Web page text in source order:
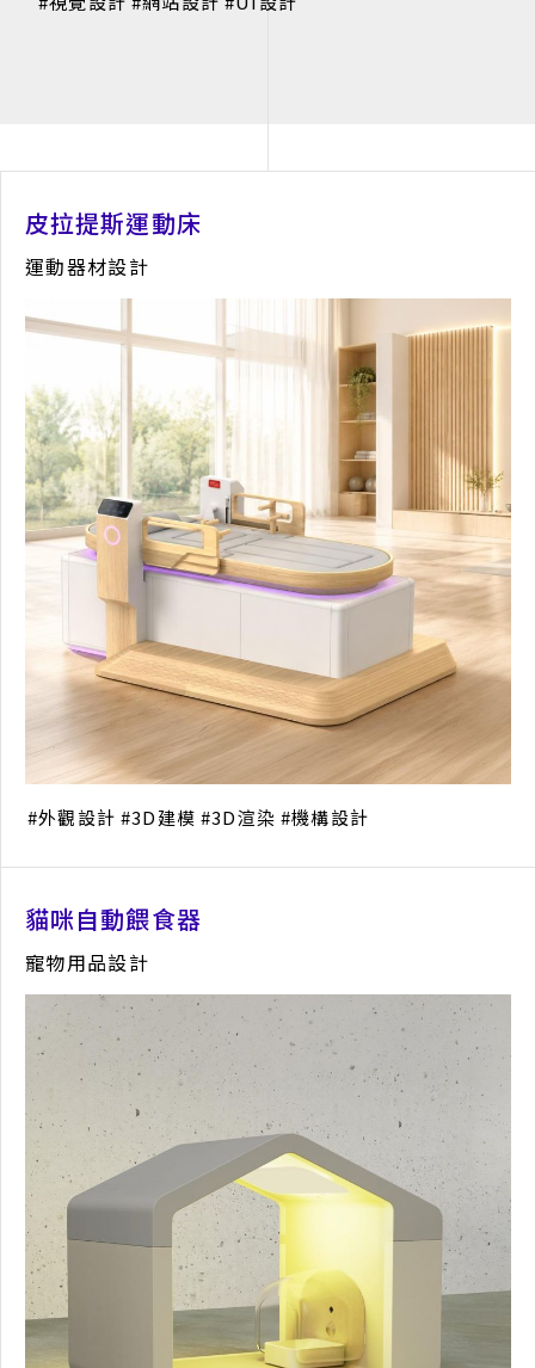
皮拉提斯運動床
運動器材設計
外觀設計 3D建模 3D渲染 機構設計
貓咪自動餵食器
寵物用品設計